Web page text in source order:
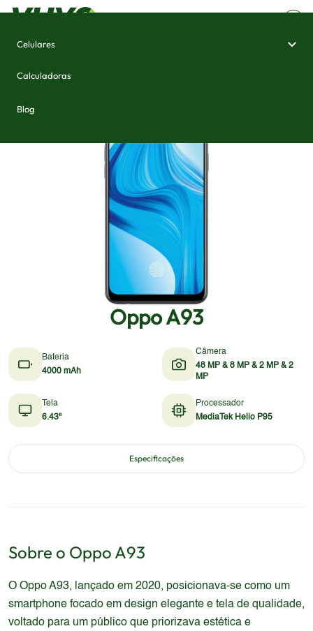
Celulares
Calculadoras
Blog
Oppo A93
Bateria
4000 mAh
Câmera
48 MP & 8 MP & 2 MP & 2
MP
Tela
6.43"
Processador
MediaTek Helio P95
Especificações
Sobre o Oppo A93
O Oppo A93, lançado em 2020, posicionava-se como um
smartphone focado em design elegante e tela de qualidade,
voltado para um público que priorizava estética e